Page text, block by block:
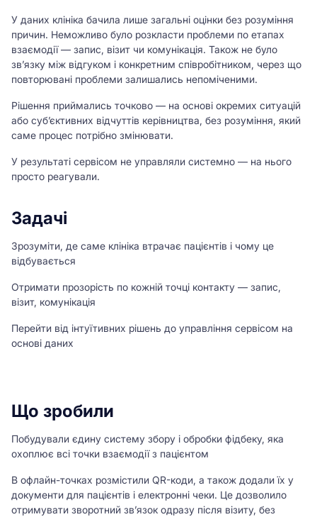
У даних клініка бачила лише загальні оцінки без розуміння
причин. Неможливо було розкласти проблеми по етапах
взаємодії — запис, візит чи комунікація. Також не було
зв’язку між відгуком і конкретним співробітником, через що
повторювані проблеми залишались непоміченими.
Рішення приймались точково — на основі окремих ситуацій
або суб’єктивних відчуттів керівництва, без розуміння, який
саме процес потрібно змінювати.
У результаті сервісом не управляли системно — на нього
просто реагували.
Задачі
Зрозуміти, де саме клініка втрачає пацієнтів і чому це
відбувається
Отримати прозорість по кожній точці контакту — запис,
візит, комунікація
Перейти від інтуїтивних рішень до управління сервісом на
основі даних
Що зробили
Побудували єдину систему збору і обробки фідбеку, яка
охоплює всі точки взаємодії з пацієнтом
В офлайн-точках розмістили QR-коди, а також додали їх у
документи для пацієнтів і електронні чеки. Це дозволило
отримувати зворотний зв’язок одразу після візиту, без